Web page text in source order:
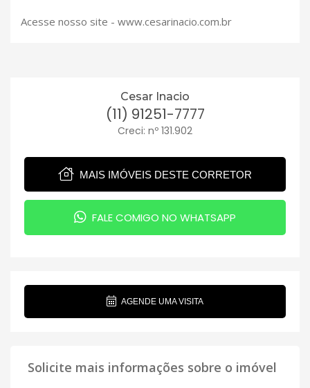
Acesse nosso site - www.cesarinacio.com.br
Cesar Inacio
(11) 91251-7777
Creci: nº 131.902
MAIS IMÓVEIS DESTE CORRETOR
FALE COMIGO NO WHATSAPP
AGENDE UMA VISITA
Solicite mais informações sobre o imóvel